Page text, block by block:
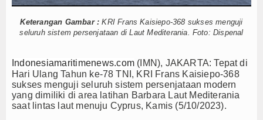
Logistik
Maritim
Nasional
News
Menhan RI, Panglima TNI dan Kepala Staf Angkatan
Getarkan Laut Dabo Singkep
Hajat dan Santuni Anak Yatim
Edukasi Publik Lawan Pinjol Ilegal
Tinggi
IPC TPK-Kejari Jakut Perpanjang Kerja Sama Hukum
Pimpin Pemotongan Baja Pertama
Keterangan Gambar : KRI Frans Kaisiepo-368 sukses menguji
seluruh sistem persenjataan di Laut Mediterania. Foto: Dispenal
Indonesiamaritimenews.com (IMN), JAKARTA: Tepat di
Hari Ulang Tahun ke-78 TNI, KRI Frans Kaisiepo-368
sukses menguji seluruh sistem persenjataan modern
yang dimiliki di area latihan Barbara Laut Mediterania
saat lintas laut menuju Cyprus, Kamis (5/10/2023).